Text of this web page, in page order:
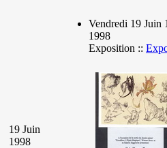
19 Juin
1998
Vendredi 19 Juin
1998
Exposition ::